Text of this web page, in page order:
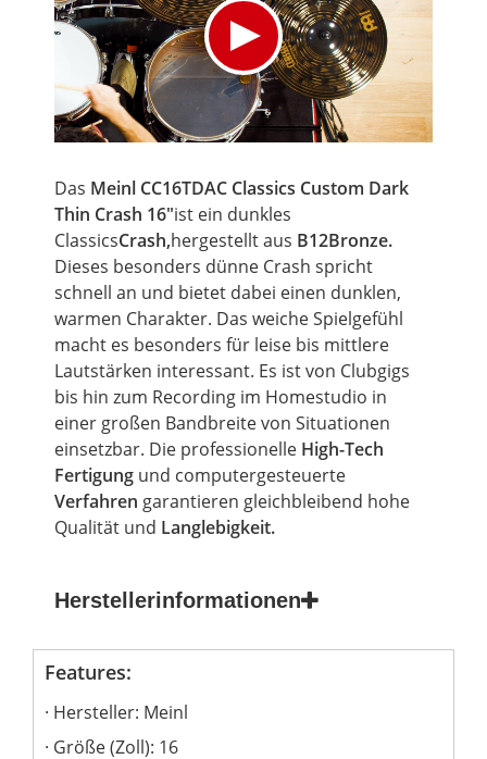
Das Meinl CC16TDAC Classics Custom Dark
Thin Crash 16"ist ein dunkles
ClassicsCrash,hergestellt aus B12Bronze.
Dieses besonders dünne Crash spricht
schnell an und bietet dabei einen dunklen,
warmen Charakter. Das weiche Spielgefühl
macht es besonders für leise bis mittlere
Lautstärken interessant. Es ist von Clubgigs
bis hin zum Recording im Homestudio in
einer großen Bandbreite von Situationen
einsetzbar. Die professionelle High-Tech
Fertigung und computergesteuerte
Verfahren garantieren gleichbleibend hohe
Qualität und Langlebigkeit.
Herstellerinformationen
Features:
Hersteller: Meinl
Größe (Zoll): 16